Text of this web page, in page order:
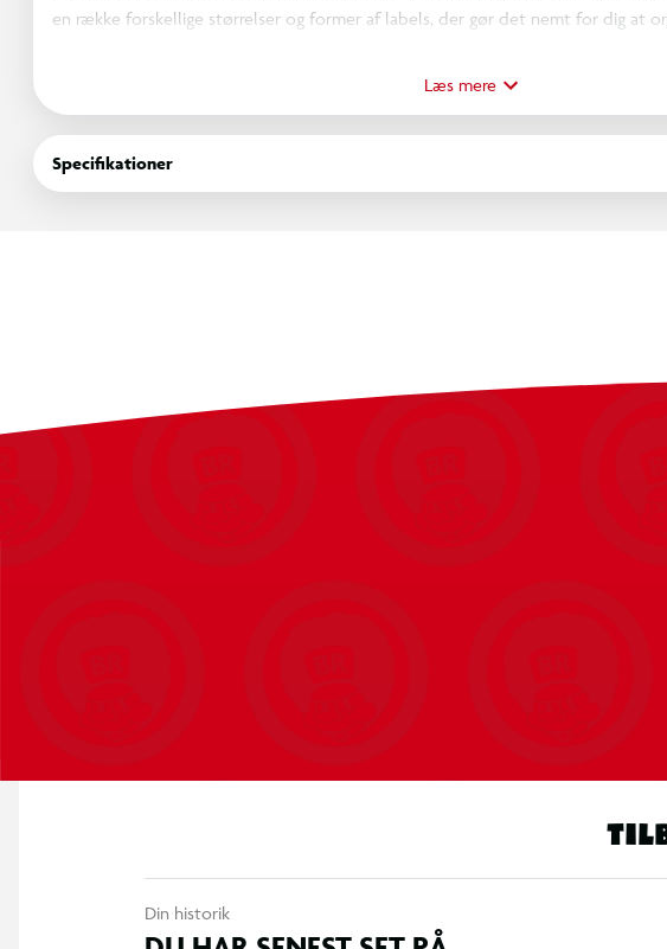
en række forskellige størrelser og former af labels, der gør det nemt for dig at
Læs mere
Specifikationer
Din historik